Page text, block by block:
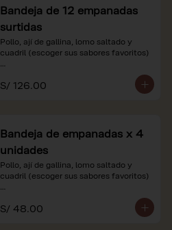
referenciales.
Bandeja de 12 empanadas
surtidas
Pollo, ají de gallina, lomo saltado y
cuadril (escoger sus sabores favoritos)
*Nuestros precios están expresados en
soles e incluyen impuestos de ley y
S/ 126.00
Bandeja de empanadas x 4
unidades
Pollo, ají de gallina, lomo saltado y
cuadril (escoger sus sabores favoritos)
*Nuestros precios están expresados en
soles e incluyen impuestos de ley y
S/ 48.00